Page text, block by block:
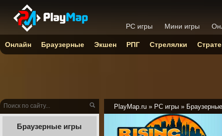
PlayMap.ru » PC игры » Браузерные
Браузерные игры
PC игры Мини игры
Онлайн Браузерные Экшен РПГ Стрелялки